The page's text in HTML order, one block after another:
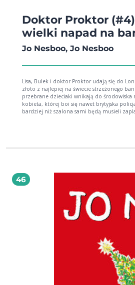
Doktor Proktor
wielki napad na
Jo Nesboo, Jo Nesboo
Lisa, Bulek i doktor Proktor udają się do
złoto z najlepiej na świecie strzeżonego
przebrane dzieciaki wnikają do środowiska
kobieta, której boi się nawet brytyjska
bardziej niż szalona sami będą musieli zaplanować napad na bank! Ale dlaczego? I
46